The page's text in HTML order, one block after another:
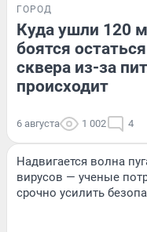
ГОРОД
Куда ушли 120
боятся
сквера из-за
происходит
6 августа 1 002 4
Надвигается волна
вирусов — ученые
срочно усилить